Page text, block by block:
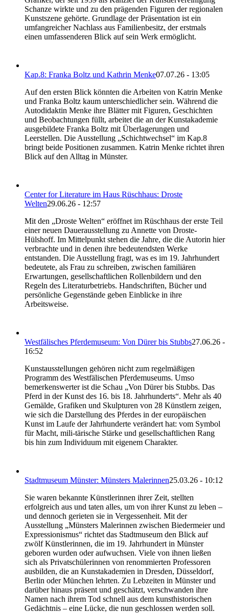
Schanze wirkte und zu den prägenden Figuren der regionalen
Kunstszene gehörte. Grundlage der Präsentation ist ein
umfangreicher Nachlass aus Familienbesitz, der erstmals
einen umfassenderen Blick auf sein Werk ermöglicht.
Kap.8: Franka Boltz und Kathrin Menke07.07.26 - 13:05
Auf den ersten Blick könnten die Arbeiten von Katrin Menke
und Franka Boltz kaum unterschiedlicher sein. Während die
Autodidaktin Menke ihre Blätter mit Figuren, Geschichten
und Beobachtungen füllt, arbeitet die an der Kunstakademie
ausgebildete Franka Boltz mit Überlagerungen und
Leerstellen. Die Ausstellung „Schichtwechsel“ im Kap.8
bringt beide Positionen zusammen. Katrin Menke richtet ihren
Blick auf den Alltag in Münster.
Center for Literature im Haus Rüschhaus: Droste
Welten29.06.26 - 12:57
Mit den „Droste Welten“ eröffnet im Rüschhaus der erste Teil
einer neuen Dauerausstellung zu Annette von Droste-
Hülshoff. Im Mittelpunkt stehen die Jahre, die die Autorin hier
verbrachte und in denen ihre bedeutendsten Werke
entstanden. Die Ausstellung fragt, was es im 19. Jahrhundert
bedeutete, als Frau zu schreiben, zwischen familiären
Erwartungen, gesellschaftlichen Rollenbildern und den
Regeln des Literaturbetriebs. Handschriften, Bücher und
persönliche Gegenstände geben Einblicke in ihre
Arbeitsweise.
Westfälisches Pferdemuseum: Von Dürer bis Stubbs27.06.26 -
16:52
Kunstausstellungen gehören nicht zum regelmäßigen
Programm des Westfälischen Pferdemuseums. Umso
bemerkenswerter ist die Schau „Von Dürer bis Stubbs. Das
Pferd in der Kunst des 16. bis 18. Jahrhunderts“. Mehr als 40
Gemälde, Grafiken und Skulpturen von 28 Künstlern zeigen,
wie sich die Darstellung des Pferdes in der europäischen
Kunst im Laufe der Jahrhunderte verändert hat: vom Symbol
für Macht, mili-tärische Stärke und gesellschaftlichen Rang
bis hin zum Individuum mit eigenem Charakter.
Stadtmuseum Münster: Münsters Malerinnen25.03.26 - 10:12
Sie waren bekannte Künstlerinnen ihrer Zeit, stellten
erfolgreich aus und taten alles, um von ihrer Kunst zu leben –
und dennoch gerieten sie in Vergessenheit. Mit der
Ausstellung „Münsters Malerinnen zwischen Biedermeier und
Expressionismus“ richtet das Stadtmuseum den Blick auf
zwölf Künstlerinnen, die im 19. Jahrhundert in Münster
geboren wurden oder aufwuchsen. Viele von ihnen ließen
sich als Privatschülerinnen von renommierten Professoren
ausbilden, die an Kunstakademien in Dresden, Düsseldorf,
Berlin oder München lehrten. Zu Lebzeiten in Münster und
darüber hinaus präsent und geschätzt, verschwanden ihre
Namen nach ihrem Tod schnell aus dem kunsthistorischen
Gedächtnis – eine Lücke, die nun geschlossen werden soll.